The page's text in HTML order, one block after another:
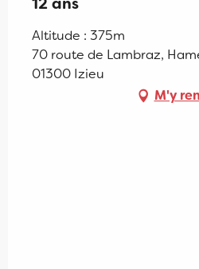
Altitude : 375m
70 route de Lambraz,
01300 Izieu
M'y